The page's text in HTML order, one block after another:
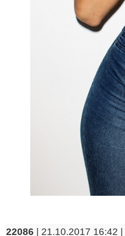
22086 | 21.10.2017 16:42 |